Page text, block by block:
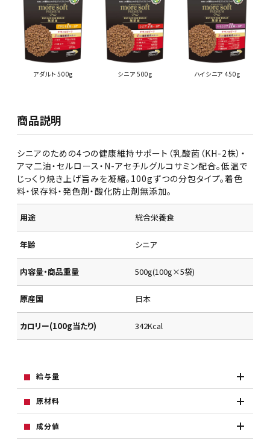
アダルト 500g シニア 500g ハイシニア 450g
商品説明
シニアのための4つの健康維持サポート（乳酸菌（KH-2株）・
アマ二油・セルロース・N-アセチルグルコサミン配合。低温で
じっくり焼き上げ旨みを凝縮。100gずつの分包タイプ。着色
料・保存料・発色剤・酸化防止剤無添加。
用途 総合栄養食
年齢 シニア
内容量・商品重量 500g(100g×5袋)
原産国 日本
カロリー(100g当たり) 342Kcal
給与量
原材料
成分値